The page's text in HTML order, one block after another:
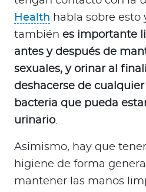
Health habla sobre esto
también es importante
antes y después de
sexuales, y orinar al
deshacerse de
bacteria que pueda
urinario.
Asimismo, hay que
higiene de forma
mantener las manos